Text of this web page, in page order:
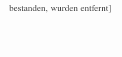
bestanden, wurden entfernt]